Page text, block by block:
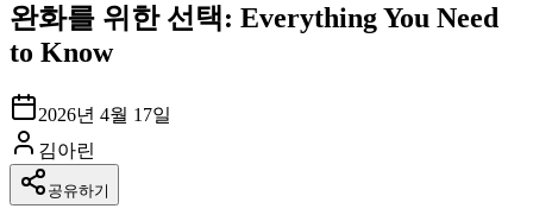
완화를 위한 선택: Everything You Need
to Know
2026년 4월 17일
김아린
공유하기